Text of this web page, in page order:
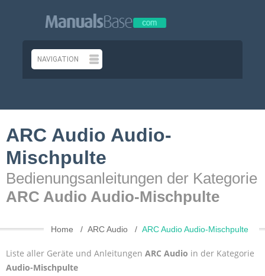
ARC Audio Audio-
Mischpulte
Bedienungsanleitungen der Kategorie
ARC Audio Audio-Mischpulte
Home ARC Audio ARC Audio Audio-Mischpulte
Liste aller Geräte und Anleitungen ARC Audio in der Kategorie
Audio-Mischpulte